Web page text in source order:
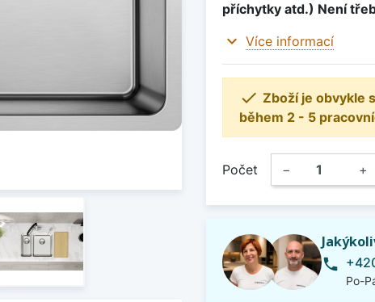
příchytky atd.) Není
expand_more Více informací
 Zboží je obvykle
během 2 - 5
Počet − +
phone
Po-